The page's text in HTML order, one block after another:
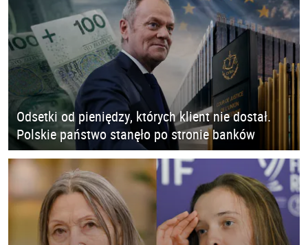
Odsetki od pieniędzy, których klient nie dostał.
Polskie państwo stanęło po stronie banków